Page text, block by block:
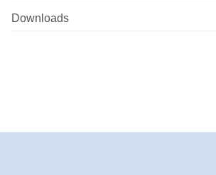
Downloads